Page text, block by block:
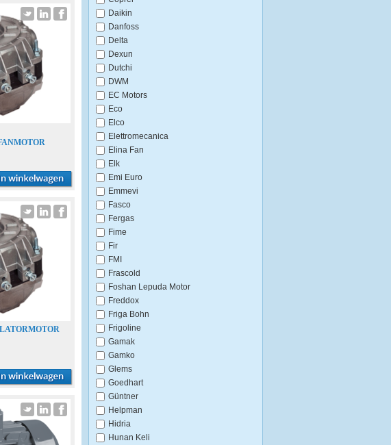
Daikin
Danfoss
Delta
Dexun
Dutchi
DWM
EC Motors
Eco
Elco
Elettromecanica
Elina Fan
Elk
Emi Euro
Emmevi
Fasco
Fergas
Fime
Fir
FMI
Frascold
Foshan Lepuda Motor
Freddox
Friga Bohn
Frigoline
Gamak
Gamko
Glems
Goedhart
Güntner
Helpman
Hidria
Hunan Keli